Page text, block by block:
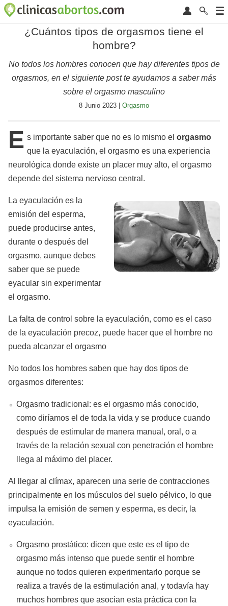
¿Cuántos tipos de orgasmos tiene el
hombre?
No todos los hombres conocen que hay diferentes tipos de
orgasmos, en el siguiente post te ayudamos a saber más
sobre el orgasmo masculino
8 Junio 2023 | Orgasmo
E s importante saber que no es lo mismo el orgasmo
que la eyaculación, el orgasmo es una experiencia
neurológica donde existe un placer muy alto, el orgasmo
depende del sistema nervioso central.
La eyaculación es la
emisión del esperma,
puede producirse antes,
durante o después del
orgasmo, aunque debes
saber que se puede
eyacular sin experimentar
el orgasmo.
La falta de control sobre la eyaculación, como es el caso
de la eyaculación precoz, puede hacer que el hombre no
pueda alcanzar el orgasmo
No todos los hombres saben que hay dos tipos de
orgasmos diferentes:
Orgasmo tradicional: es el orgasmo más conocido,
como diríamos el de toda la vida y se produce cuando
después de estimular de manera manual, oral, o a
través de la relación sexual con penetración el hombre
llega al máximo del placer.
Al llegar al clímax, aparecen una serie de contracciones
principalmente en los músculos del suelo pélvico, lo que
impulsa la emisión de semen y esperma, es decir, la
eyaculación.
Orgasmo prostático: dicen que este es el tipo de
orgasmo más intenso que puede sentir el hombre
aunque no todos quieren experimentarlo porque se
realiza a través de la estimulación anal, y todavía hay
muchos hombres que asocian esta práctica con la